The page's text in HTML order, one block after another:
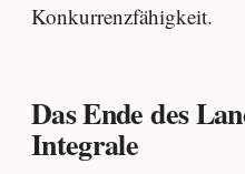
Konkurrenzfähigkeit.
Das Ende des
Integrale